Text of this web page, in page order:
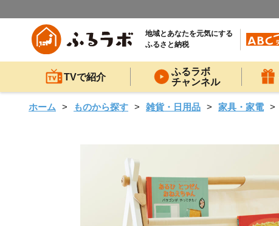
地域とあなたを元気にする
ふるさと納税
TVで紹介
ふるラボ
チャンネル
ホーム ものから探す 雑貨・日用品 家具・家電